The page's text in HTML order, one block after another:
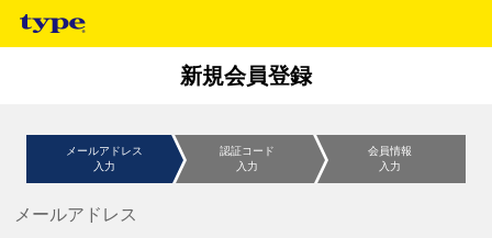
新規会員登録
メールアドレス
入力
認証コード
入力
会員情報
入力
メールアドレス